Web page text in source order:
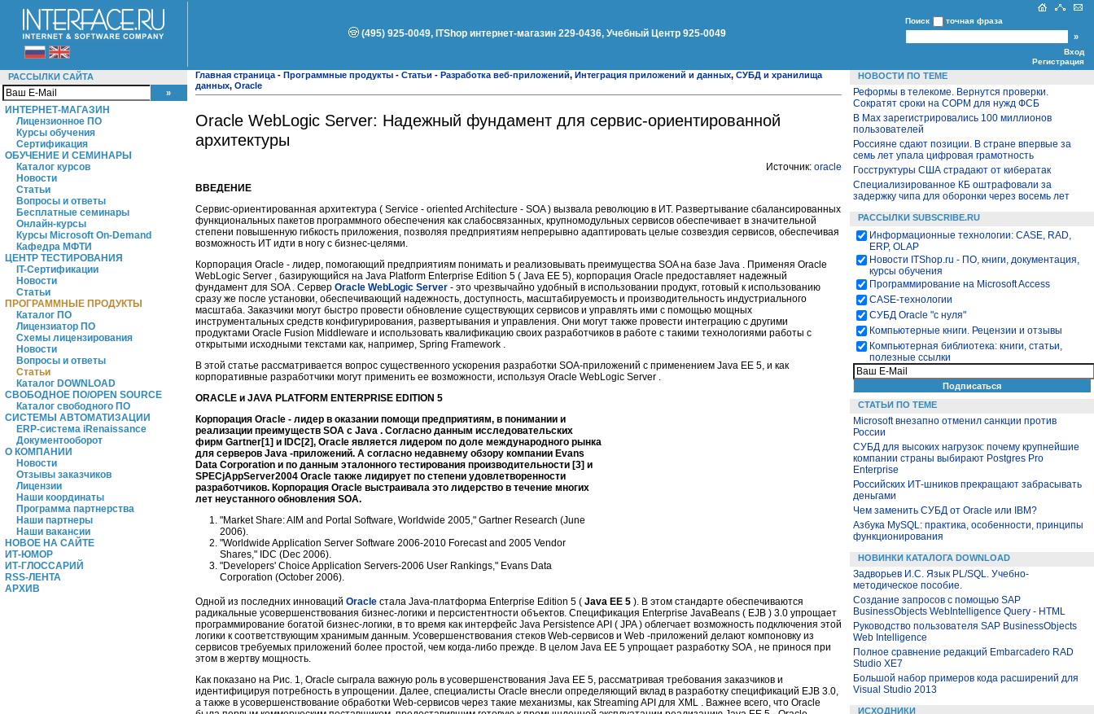
(495) 925-0049, ITShop интернет-магазин 229-0436, Учебный Центр 925-0049
Поиск точная фраза
Вход
Регистрация
РАССЫЛКИ САЙТА
ИНТЕРНЕТ-МАГАЗИН
Лицензионное ПО
Курсы обучения
Сертификация
ОБУЧЕНИЕ И СЕМИНАРЫ
Каталог курсов
Новости
Статьи
Вопросы и ответы
Бесплатные семинары
Онлайн-курсы
Курсы Microsoft On-Demand
Кафедра МФТИ
ЦЕНТР ТЕСТИРОВАНИЯ
IT-Сертификации
Новости
Статьи
ПРОГРАММНЫЕ ПРОДУКТЫ
Каталог ПО
Лицензиатор ПО
Схемы лицензирования
Новости
Вопросы и ответы
Статьи
Каталог DOWNLOAD
СВОБОДНОЕ ПО/OPEN SOURCE
Каталог свободного ПО
СИСТЕМЫ АВТОМАТИЗАЦИИ
ERP-система iRenaissance
Документооборот
О КОМПАНИИ
Новости
Отзывы заказчиков
Лицензии
Наши координаты
Программа партнерства
Наши партнеры
Наши вакансии
НОВОЕ НА САЙТЕ
ИТ-ЮМОР
ИТ-ГЛОССАРИЙ
RSS-ЛЕНТА
АРХИВ
Главная страница - Программные продукты - Статьи - Разработка веб-приложений, Интеграция приложений и данных, СУБД и хранилища
данных, Oracle
Oracle WebLogic Server: Надежный фундамент для сервис-ориентированной
архитектуры
Источник: oracle
ВВЕДЕНИЕ
Сервис-ориентированная архитектура ( Service - oriented Architecture - SOA ) вызвала революцию в ИТ. Развертывание сбалансированных
функциональных пакетов программного обеспечения как слабосвязанных, крупномодульных сервисов обеспечивает в значительной
степени повышенную гибкость приложения, позволяя предприятиям непрерывно адаптировать целые созвездия сервисов, обеспечивая
возможность ИТ идти в ногу с бизнес-целями.
Корпорация Oracle - лидер, помогающий предприятиям понимать и реализовывать преимущества SOA на базе Java . Применяя Oracle
WebLogic Server , базирующийся на Java Platform Enterprise Edition 5 ( Java EE 5), корпорация Oracle предоставляет надежный
фундамент для SOA . Сервер Oracle WebLogic Server - это чрезвычайно удобный в использовании продукт, готовый к использованию
сразу же после установки, обеспечивающий надежность, доступность, масштабируемость и производительность индустриального
масштаба. Заказчики могут быстро провести обновление существующих сервисов и управлять ими с помощью мощных
инструментальных средств конфигурирования, развертывания и управления. Они могут также провести интеграцию с другими
продуктами Oracle Fusion Middleware и использовать квалификацию своих разработчиков в работе с такими технологиями работы с
открытыми исходными текстами как, например, Spring Framework .
В этой статье рассматривается вопрос существенного ускорения разработки SOA-приложений с применением Java EE 5, и как
корпоративные разработчики могут применить ее возможности, используя Oracle WebLogic Server .
ORACLE и JAVA PLATFORM ENTERPRISE EDITION 5
Корпорация Oracle - лидер в оказании помощи предприятиям, в понимании и
реализации преимуществ SOA с Java . Согласно данным исследовательских
фирм Gartner[1] и IDC[2], Oracle является лидером по доле международного рынка
для серверов Java -приложений. А согласно недавнему обзору компании Evans
Data Corporation и по данным эталонного тестирования производительности [3] и
SPECjAppServer2004 Oracle также лидирует по степени удовлетворенности
разработчиков. Корпорация Oracle выстраивала это лидерство в течение многих
лет неустанного обновления SOA.
"Market Share: AIM and Portal Software, Worldwide 2005," Gartner Research (June
2006).
"Worldwide Application Server Software 2006-2010 Forecast and 2005 Vendor
Shares," IDC (Dec 2006).
"Developers' Choice Application Servers-2006 User Rankings," Evans Data
Corporation (October 2006).
Одной из последних инноваций Oracle стала Java-платформа Enterprise Edition 5 ( Java EE 5 ). В этом стандарте обеспечиваются
радикальные усовершенствования бизнес-логики и персистентности объектов. Спецификация Enterprise JavaBeans ( EJB ) 3.0 упрощает
программирование богатой бизнес-логики, в то время как интерфейс Java Persistence API ( JPA ) облегчает возможность подключения этой
логики к соответствующим хранимым данным. Усовершенствования стеков Web-сервисов и Web -приложений делают компоновку из
сервисов требуемых приложений более простой, чем когда-либо прежде. В целом Java EE 5 упрощает разработку SOA , не принося при
этом в жертву мощность.
Как показано на Рис. 1, Oracle сыграла важную роль в усовершенствования Java EE 5, рассматривая требования заказчиков и
идентифицируя потребность в упрощении. Далее, специалисты Oracle внесли определяющий вклад в разработку спецификаций EJB 3.0,
а также в усовершенствование обработки Web-сервисов через такие механизмы, как Streaming API для XML . Важнее всего, что Oracle
НОВОСТИ ПО ТЕМЕ
Реформы в телекоме. Вернутся проверки.
Сократят сроки на СОРМ для нужд ФСБ
В Max зарегистрировались 100 миллионов
пользователей
Россияне сдают позиции. В стране впервые за
семь лет упала цифровая грамотность
Госструктуры США страдают от кибератак
Специализированное КБ оштрафовали за
задержку чипа для оборонки через восемь лет
РАССЫЛКИ SUBSCRIBE.RU
Информационные технологии: CASE, RAD,
ERP, OLAP
Новости ITShop.ru - ПО, книги, документация,
курсы обучения
Программирование на Microsoft Access
CASE-технологии
СУБД Oracle "с нуля"
Компьютерные книги. Рецензии и отзывы
Компьютерная библиотека: книги, статьи,
полезные ссылки
СТАТЬИ ПО ТЕМЕ
Microsoft внезапно отменил санкции против
России
СУБД для высоких нагрузок: почему крупнейшие
компании страны выбирают Postgres Pro
Enterprise
Российских ИТ-шников прекращают забрасывать
деньгами
Чем заменить СУБД от Oracle или IBM?
Азбука MySQL: практика, особенности, принципы
функционирования
НОВИНКИ КАТАЛОГА DOWNLOAD
Задворьев И.С. Язык PL/SQL. Учебно-
методическое пособие.
Создание запросов с помощью SAP
BusinessObjects WebIntelligence Query - HTML
Руководство пользователя SAP BusinessObjects
Web Intelligence
Полное сравнение редакций Embarcadero RAD
Studio XE7
Большой набор примеров кода расширений для
Visual Studio 2013
ИСХОДНИКИ